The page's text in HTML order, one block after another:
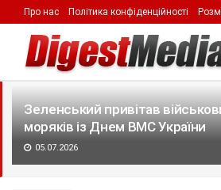
LATEST TRENDING
Зеленський привітав
моряків із Днем ВМС України
05.07.2026
Про нас Політика конфіденційності